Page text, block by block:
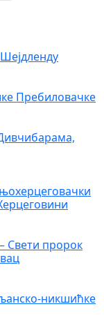
Пребиловачке
Свети пророк
никшићке